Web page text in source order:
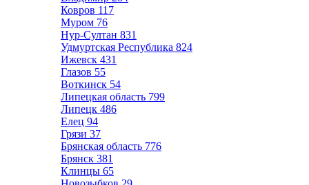
Ковров 117
Муром 76
Нур-Султан 831
Удмуртская Республика 824
Ижевск 431
Глазов 55
Воткинск 54
Липецкая область 799
Липецк 486
Елец 94
Грязи 37
Брянская область 776
Брянск 381
Клинцы 65